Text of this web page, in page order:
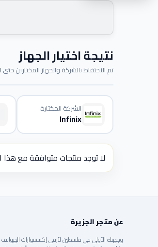
نتيجة اختيار الجهاز
تم الاحتفاظ بالشركة والجهاز المختارين
الشركة المختارة
Infinix
لا توجد منتجات متوافقة مع هذا
عن متجر الجزيرة
وجهتك الأولى في فلسطين لأرقى إكسسوارات الهواتف